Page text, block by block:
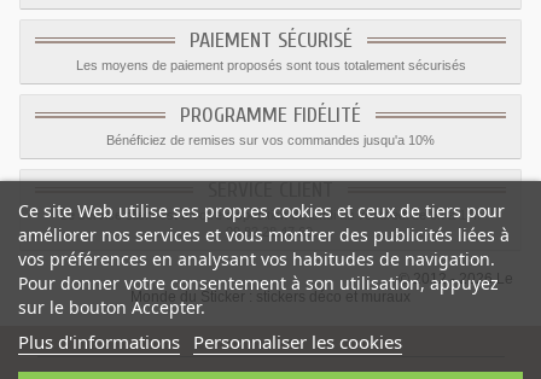
PAIEMENT SÉCURISÉ
Les moyens de paiement proposés sont tous totalement sécurisés
PROGRAMME FIDÉLITÉ
Bénéficiez de remises sur vos commandes jusqu'a 10%
Le service client est a votre disposition du lundi au vendredi de 8h à 17h
09.82.28.47.69.
© 2012 - 2026 Le
Monde du Sticker :
stickers déco et muraux
Ce site Web utilise ses propres cookies et ceux de tiers pour
améliorer nos services et vous montrer des publicités liées à
vos préférences en analysant vos habitudes de navigation.
Pour donner votre consentement à son utilisation, appuyez
sur le bouton Accepter.
Plus d'informations Personnaliser les cookies